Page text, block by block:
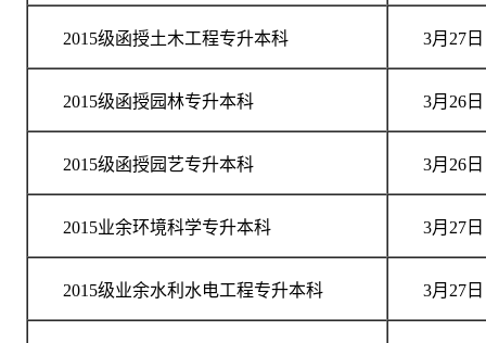
2015级函授土木工程专升本科 3月27日
2015级函授园林专升本科 3月26日
2015级函授园艺专升本科 3月26日
2015业余环境科学专升本科 3月27日
2015级业余水利水电工程专升本科 3月27日